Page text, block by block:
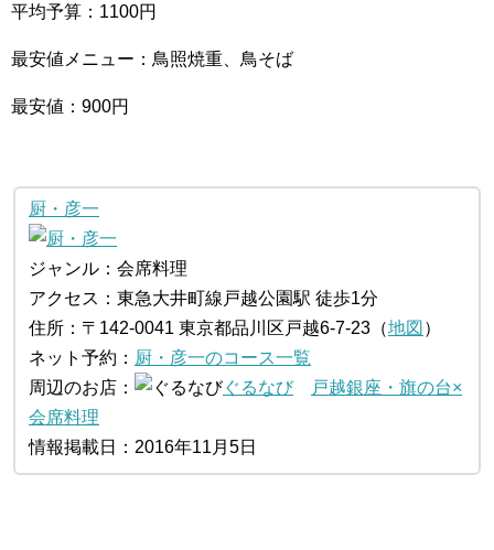
平均予算：1100円
最安値メニュー：鳥照焼重、鳥そば
最安値：900円
厨・彦一
ジャンル：会席料理
アクセス：東急大井町線戸越公園駅 徒歩1分
住所：〒142-0041 東京都品川区戸越6-7-23（地図 ）
ネット予約： 厨・彦一のコース一覧
周辺のお店：
ぐるなび
戸越銀座・旗の台×
会席料理
情報掲載日：2016年11月5日